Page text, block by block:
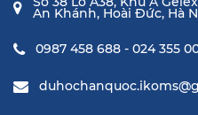
An Khánh, Hoài Đức, Hà
0987 458 688 - 024 355